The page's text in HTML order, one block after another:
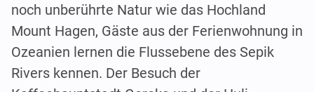
noch unberührte Natur wie das Hochland
Mount Hagen, Gäste aus der Ferienwohnung in
Ozeanien lernen die Flussebene des Sepik
Rivers kennen. Der Besuch der